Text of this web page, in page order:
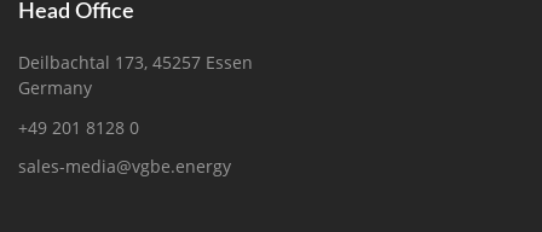
Head Office
Deilbachtal 173, 45257 Essen
Germany
+49 201 8128 0
sales-media@vgbe.energy